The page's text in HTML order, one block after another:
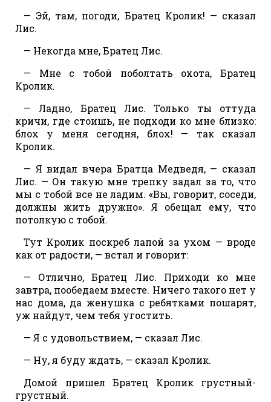
— Эй, там, погоди, Братец Кролик! — сказал
Лис.
— Некогда мне, Братец Лис.
— Мне с тобой поболтать охота, Братец
Кролик.
— Ладно, Братец Лис. Только ты оттуда
кричи, где стоишь, не подходи ко мне близко:
блох у меня сегодня, блох! — так сказал
Кролик.
— Я видал вчера Братца Медведя, — сказал
Лис. — Он такую мне трепку задал за то, что
мы с тобой все не ладим. «Вы, говорит, соседи,
должны жить дружно». Я обещал ему, что
потолкую с тобой.
Тут Кролик поскреб лапой за ухом — вроде
как от радости, — встал и говорит:
— Отлично, Братец Лис. Приходи ко мне
завтра, пообедаем вместе. Ничего такого нет у
нас дома, да женушка с ребятками пошарят,
уж найдут, чем тебя угостить.
— Я с удовольствием, — сказал Лис.
— Ну, я буду ждать, — сказал Кролик.
Домой пришел Братец Кролик грустный-
грустный.